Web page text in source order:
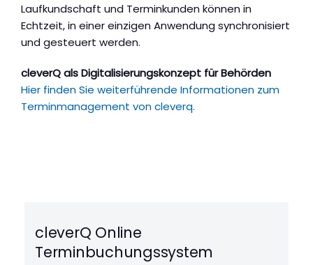
Laufkundschaft und Terminkunden können in
Echtzeit, in einer einzigen Anwendung synchronisiert
und gesteuert werden.
cleverQ als Digitalisierungskonzept für Behörden
Hier finden Sie weiterführende Informationen zum
Terminmanagement von cleverq.
cleverQ Online
Terminbuchungssystem